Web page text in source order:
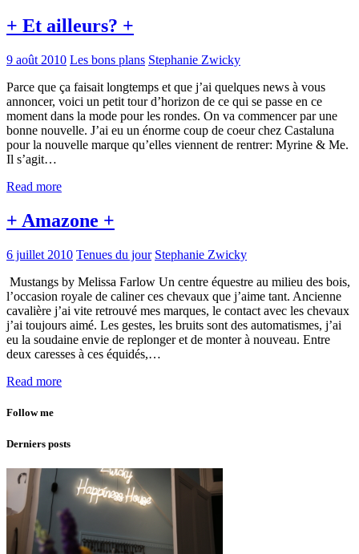
+ Et ailleurs? +
9 août 2010 Les bons plans Stephanie Zwicky
Parce que ça faisait longtemps et que j’ai quelques news à vous
annoncer, voici un petit tour d’horizon de ce qui se passe en ce
moment dans la mode pour les rondes. On va commencer par une
bonne nouvelle. J’ai eu un énorme coup de coeur chez Castaluna
pour la nouvelle marque qu’elles viennent de rentrer: Myrine & Me.
Il s’agit…
Read more
+ Amazone +
6 juillet 2010 Tenues du jour Stephanie Zwicky
Mustangs by Melissa Farlow Un centre équestre au milieu des bois,
l’occasion royale de caliner ces chevaux que j’aime tant. Ancienne
cavalière j’ai vite retrouvé mes marques, le contact avec les chevaux
j’ai toujours aimé. Les gestes, les bruits sont des automatismes, j’ai
eu la soudaine envie de replonger et de monter à nouveau. Entre
deux caresses à ces équidés,…
Read more
Follow me
Derniers posts